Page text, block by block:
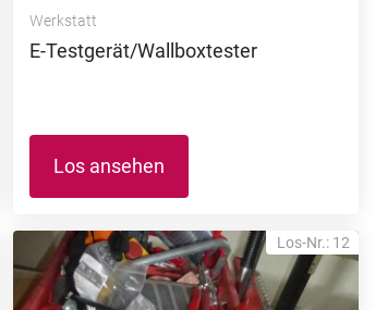
Werkstatt
E-Testgerät/Wallboxtester
Los ansehen
Los-Nr.: 12